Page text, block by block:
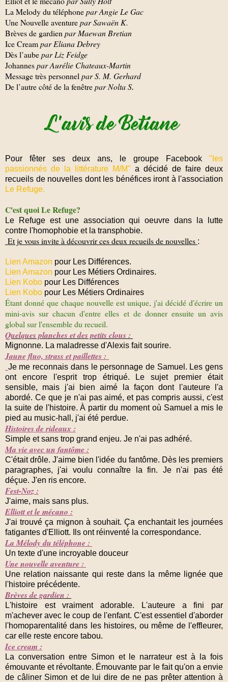
La Melody du téléphonepar Angie Le Gac
Une Nouvelle aventurepar Sawaën K.
Brèves de gardien par Maewan Bretian
Ice Creampar Eliana Debrey
Dès l’aubepar Liz Feidge
Johannespar Aurélie Chateaux-Martin
Message très personnel par S. M. Gerhard
De l’autre côté de la fenêtrepar Nolta S.
Pour fêter ses deux ans, le groupe Facebook "les
passionnés de la littérature M/M" a décidé de faire deux
recueils de nouvelles dont les bénéfices iront à l'association
Le Refuge.
C'est quoi Le Refuge?
Le Refuge est une association qui oeuvre dans la lutte
contre l'homophobie et la transphobie.
Et je vous invite à découvrir ces deux recueils de nouvelles :
Lien Amazon pour Les Différences.
Lien Amazon pour Les Métiers Ordinaires.
Lien Kobo pour Les Différences
Lien Kobo pour Les Métiers Ordinaires
Étant donné que chaque nouvelle est unique, j'ai décidé d'écrire un
mini-avis sur chacun d'entre elles et de donner ensuite un avis
global sur l'ensemble du recueil.
Quelques planches et des petits clous :
Mignonne. La maladresse d'Alexis fait sourire.
Jaune fluo, strass et paillettes :
Je me reconnais dans le personnage de Samuel. Les gens
ont encore l'esprit trop étriqué. Le sujet premier était
sensible, mais j'ai bien aimé la façon dont l'auteure l'a
abordé. Ce que je n'ai pas aimé, et pas compris aussi, c'est
la suite de l'histoire. À partir du moment où Samuel a mis le
pied au music-hall, j'ai été perdue.
Histoires de rideaux :
Simple et sans trop grand enjeu. Je n'ai pas adhéré.
Ma vie avec un fantôme :
C'était drôle. J'aime bien l'idée du fantôme. Dès les premiers
paragraphes, j'ai voulu connaître la fin. Je n'ai pas été
déçue. J'en ris encore.
Fest-Noz :
J'aime, mais sans plus.
Elliott et le mécano :
J'ai trouvé ça mignon à souhait. Ça enchantait les journées
fatigantes d'Elliott. Ils ont réinventé la correspondance.
La Mélody du téléphone :
Un texte d'une incroyable douceur
Une nouvelle aventure :
Une relation naissante qui reste dans la même lignée que
l'histoire précédente.
Brèves de gardien :
L'histoire est vraiment adorable. L'auteure a fini par
m'achever avec le coup de l'enfant. C'est essentiel d'aborder
l'homoparentalité dans les histoires, ou même de l'effleurer,
car elle reste encore tabou.
Ice cream :
La conversation entre Simon et le narrateur est à la fois
émouvante et révoltante. Émouvante par le fait qu'on a envie
de câliner Simon et de lui dire de ne pas prêter attention à